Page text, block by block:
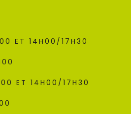
ET 14H00/17H30
ET 14H00/17H30